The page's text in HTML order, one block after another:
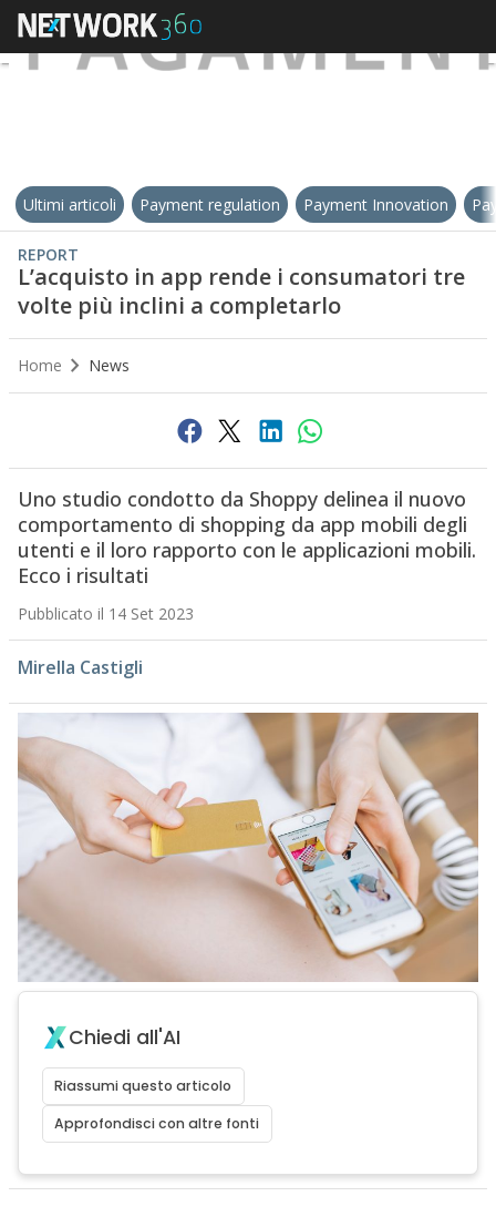
Ultimi articoli Payment regulation Payment Innovation
REPORT
L’acquisto in app rende i consumatori tre
volte più inclini a completarlo
Home News
Uno studio condotto da Shoppy delinea il nuovo
comportamento di shopping da app mobili degli
utenti e il loro rapporto con le applicazioni mobili.
Ecco i risultati
Pubblicato il 14 Set 2023
Mirella Castigli
Chiedi all'AI
Riassumi questo articolo
Approfondisci con altre fonti